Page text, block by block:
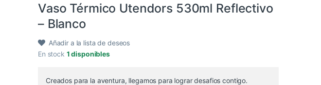
Vaso Térmico Utendors 530ml Reflectivo
– Blanco
Añadir a la lista de deseos
En stock 1 disponibles
Creados para la aventura, llegamos para lograr desafios contigo.